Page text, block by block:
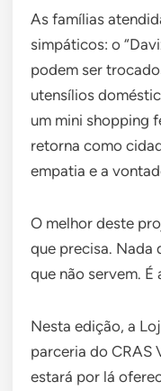
As famílias
simpáticos: o
podem ser
utensílios
um mini shopping
retorna como
empatia e a
O melhor deste
que precisa. Nada
que não servem.
Nesta edição, a
parceria do CRAS
estará por lá